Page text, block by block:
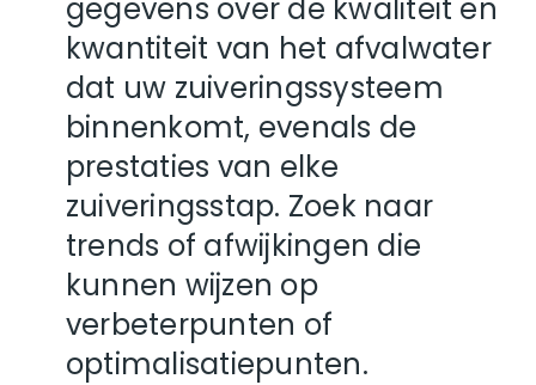
gegevens over de kwaliteit en
kwantiteit van het afvalwater
dat uw zuiveringssysteem
binnenkomt, evenals de
prestaties van elke
zuiveringsstap. Zoek naar
trends of afwijkingen die
kunnen wijzen op
verbeterpunten of
optimalisatiepunten.